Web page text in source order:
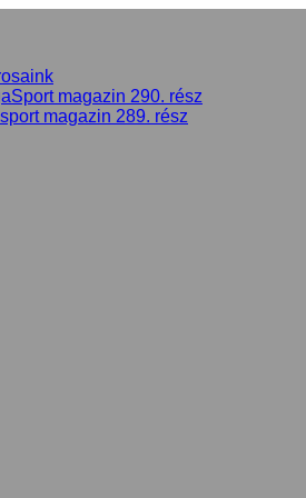
magazin 290. rész
magazin 289. rész